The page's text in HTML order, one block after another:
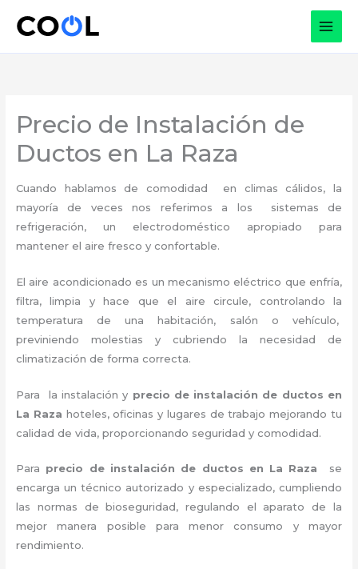
Precio de Instalación de
Ductos en La Raza
Cuando hablamos de comodidad en climas cálidos, la
mayoría de veces nos referimos a los sistemas de
refrigeración, un electrodoméstico apropiado para
mantener el aire fresco y confortable.
El aire acondicionado es un mecanismo eléctrico que enfría,
filtra, limpia y hace que el aire circule, controlando la
temperatura de una habitación, salón o vehículo,
previniendo molestias y cubriendo la necesidad de
climatización de forma correcta.
Para la instalación y precio de instalación de ductos en
La Raza hoteles, oficinas y lugares de trabajo mejorando tu
calidad de vida, proporcionando seguridad y comodidad.
Para precio de instalación de ductos en La Raza
se
encarga un técnico autorizado y especializado, cumpliendo
las normas de bioseguridad, regulando el aparato de la
mejor manera posible para menor consumo y mayor
rendimiento.